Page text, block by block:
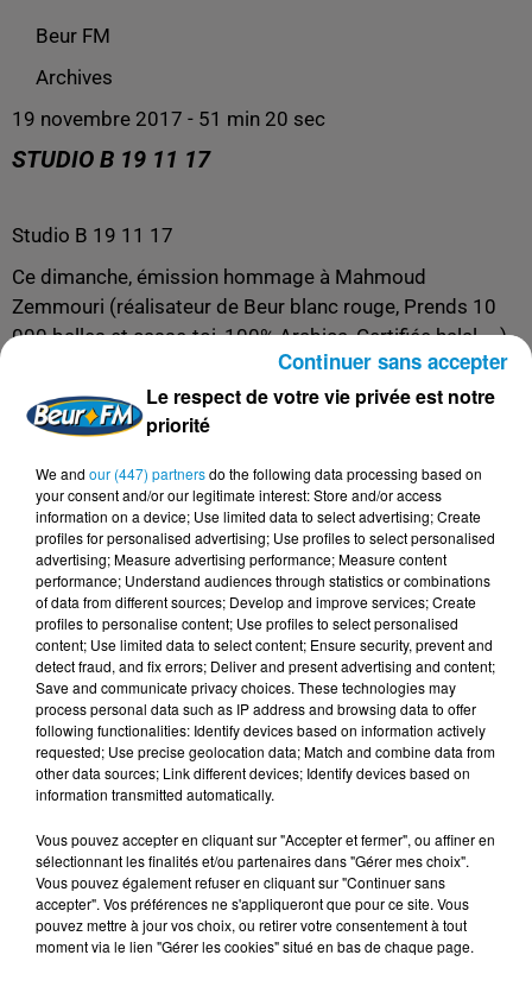
Beur FM
Archives
19 novembre 2017 - 51 min 20 sec
STUDIO B 19 11 17
Studio B 19 11 17
Ce dimanche, émission hommage à Mahmoud
Zemmouri (réalisateur de Beur blanc rouge, Prends 10
000 balles et casse-toi, 100% Arabica, Certifiée halal, ...).
Nous recevons Smaïn, Hafsia Herzi (qui avaient joué
dans son dernier film Certifiée halal), Marie-Laurence
Attias (qui travaillait avec lui depuis plus de 25 ans) et
DERNIERS PODCASTS
Les Zinformés - 24/07/26
Le respect de votre vie privée est notre
priorité
We and our (447) partnersdo the following data processing based on
your consent and/or our legitimate interest: Store and/or access
information on a device; Use limited data to select advertising; Create
profiles for personalised advertising; Use profiles to select personalised
advertising; Measure advertising performance; Measure content
performance; Understand audiences through statistics or combinations
of data from different sources; Develop and improve services; Create
profiles to personalise content; Use profiles to select personalised
content; Use limited data to select content; Ensure security, prevent and
detect fraud, and fix errors; Deliver and present advertising and content;
Save and communicate privacy choices. These technologies may
process personal data such as IP address and browsing data to offer
following functionalities: Identify devices based on information actively
requested; Use precise geolocation data; Match and combine data from
other data sources; Link different devices; Identify devices based on
information transmitted automatically.
Vous pouvez accepter en cliquant sur "Accepter et fermer", ou affiner en
sélectionnant les finalités et/ou partenaires dans "Gérer mes choix".
Vous pouvez également refuser en cliquant sur "Continuer sans
accepter". Vos préférences ne s'appliqueront que pour ce site. Vous
pouvez mettre à jour vos choix, ou retirer votre consentement à tout
moment via le lien "Gérer les cookies" situé en bas de chaque page.
Continuer sans accepter